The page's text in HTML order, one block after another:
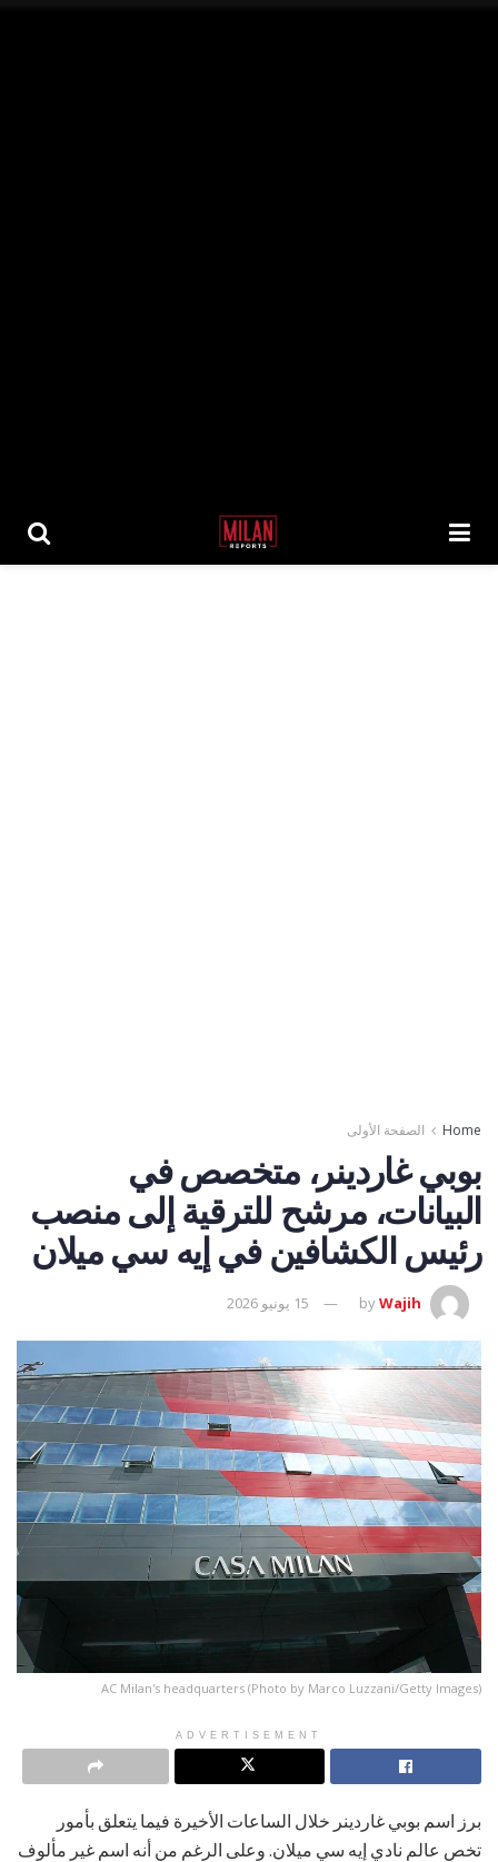
Home الصفحة الأولى
بوبي غاردينر، متخصص في
البيانات، مرشح للترقية إلى منصب
رئيس الكشافين في إيه سي ميلان
byWajih 15 يونيو 2026
AC Milan's headquarters (Photo by Marco Luzzani/Getty Images)
ADVERTISEMENT
برز اسم بوبي غاردينر خلال الساعات الأخيرة فيما يتعلق بأمور
تخص عالم نادي إيه سي ميلان. وعلى الرغم من أنه اسم غير مألوف